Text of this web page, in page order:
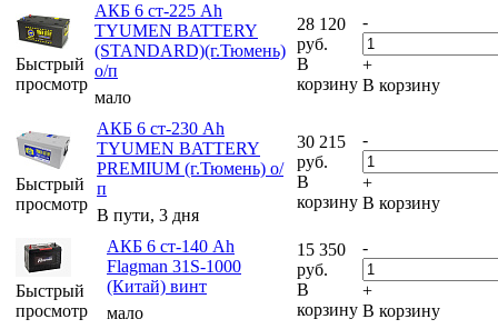
Быстрый
просмотр
АКБ 6 ст-225 Ah
TYUMEN BATTERY
(STANDARD)(г.Тюмень)
о/п
мало
28 120
руб.
В
корзину
-
+
В корзину
Быстрый
просмотр
АКБ 6 ст-230 Ah
TYUMEN BATTERY
PREMIUM (г.Тюмень) о/
п
В пути, 3 дня
30 215
руб.
В
корзину
-
+
В корзину
Быстрый
просмотр
АКБ 6 ст-140 Ah
Flagman 31S-1000
(Китай) винт
мало
15 350
руб.
В
корзину
-
+
В корзину